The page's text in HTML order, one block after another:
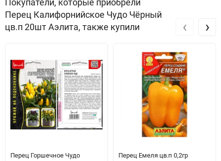
Покупатели, которые приобрели
Перец Калифорнийское Чудо Чёрный
цв.п 20шт Аэлита, также купили
Перец Горшечное Чудо
Перец Емеля цв.п 0,2гр
‹ ›